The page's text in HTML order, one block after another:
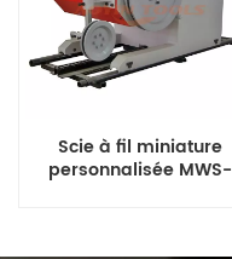
Scie à fil miniature
personnalisée MWS-